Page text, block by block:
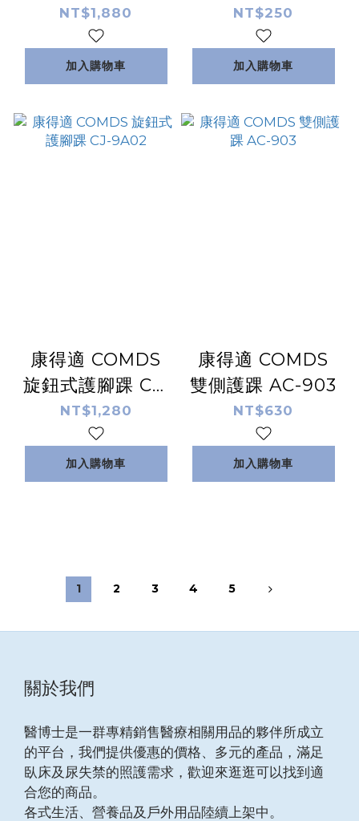
502
NT$1,880
加入購物車
303
NT$250
加入購物車
康得適 COMDS
旋鈕式護腳踝 CJ-
9A02
NT$1,280
加入購物車
康得適 COMDS
雙側護踝 AC-903
NT$630
加入購物車
1 2 3 4 5
關於我們
醫博士是一群專精銷售醫療相關用品的夥伴所成立
的平台，我們提供優惠的價格、多元的產品，滿足
臥床及尿失禁的照護需求，歡迎來逛逛可以找到適
合您的商品。
各式生活、營養品及戶外用品陸續上架中。